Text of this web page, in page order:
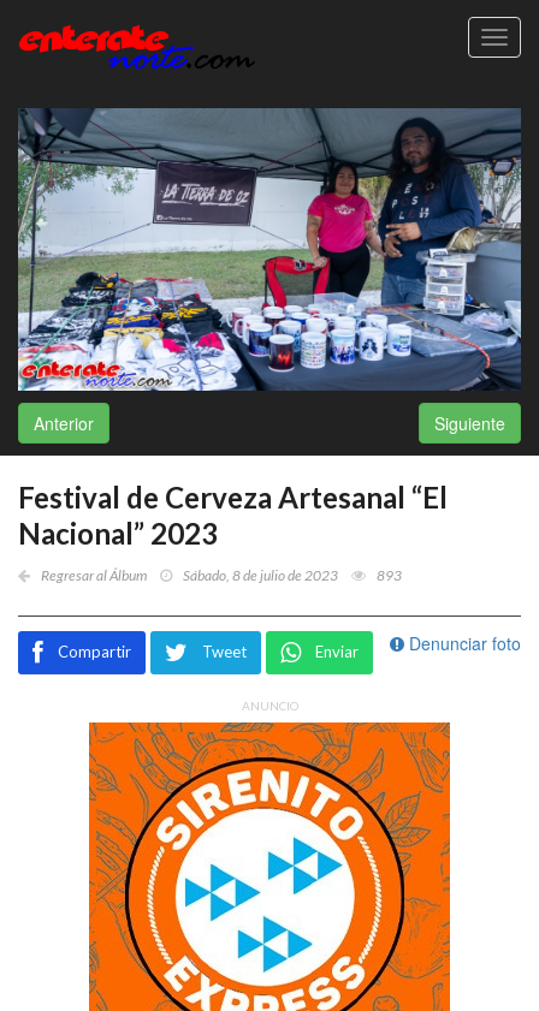
Anterior Siguiente
Festival de Cerveza Artesanal “El
Nacional” 2023
Regresar al Álbum Sábado, 8 de julio de 2023 893
Denunciar foto
Compartir Tweet Enviar
ANUNCIO